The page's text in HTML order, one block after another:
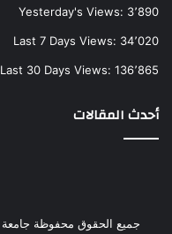
Yesterday's Views: 3٬890
Last 7 Days Views: 34٬020
Last 30 Days Views: 136٬865
أحدث المقالات